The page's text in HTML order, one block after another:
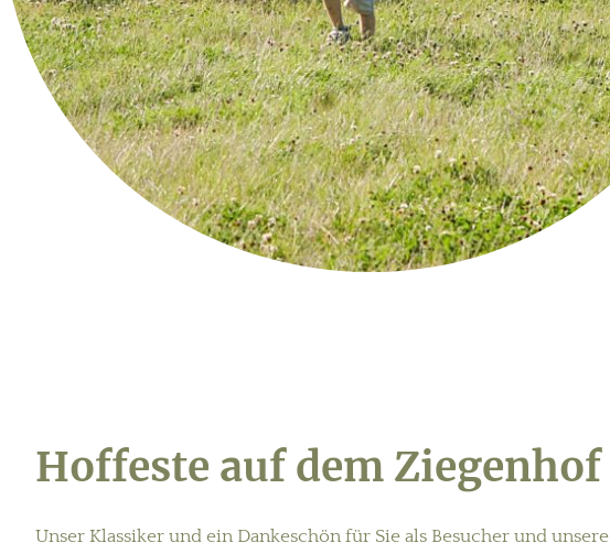
Hoffeste auf dem Ziegenhof
Unser Klassiker und ein Dankeschön für Sie als Besucher und unsere